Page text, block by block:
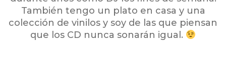
También tengo un plato en casa y una
colección de vinilos y soy de las que piensan
que los CD nunca sonarán igual.